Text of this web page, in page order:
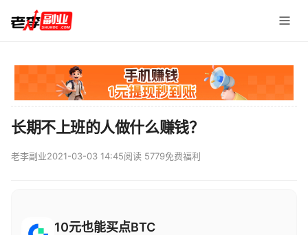
长期不上班的人做什么赚钱？
老李副业2021-03-03 14:45阅读 5779免费福利
10元也能买点BTC